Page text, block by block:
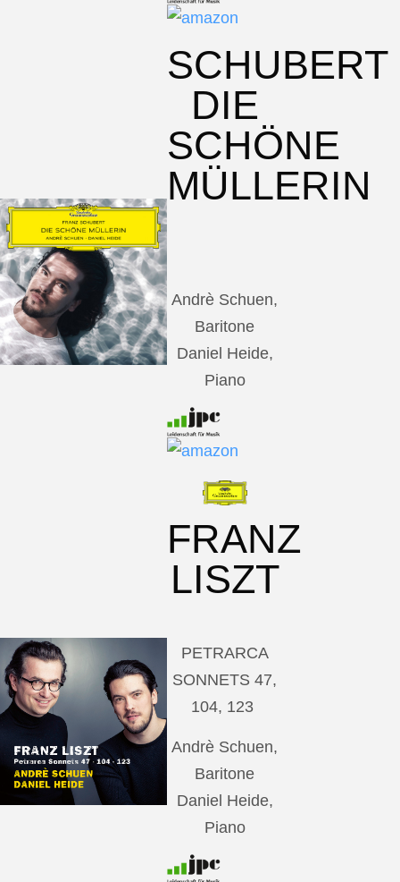
SCHUBERT
DIE
SCHÖNE
MÜLLERIN
Andrè Schuen,
Baritone
Daniel Heide,
Piano
FRANZ
LISZT
PETRARCA
SONNETS 47,
104, 123
Andrè Schuen,
Baritone
Daniel Heide,
Piano